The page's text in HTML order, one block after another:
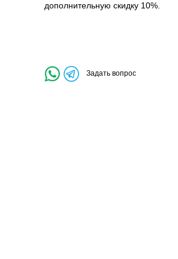
дополнительную скидку 10%.
Задать вопрос